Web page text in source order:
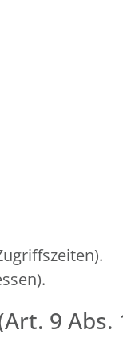
9 Abs.